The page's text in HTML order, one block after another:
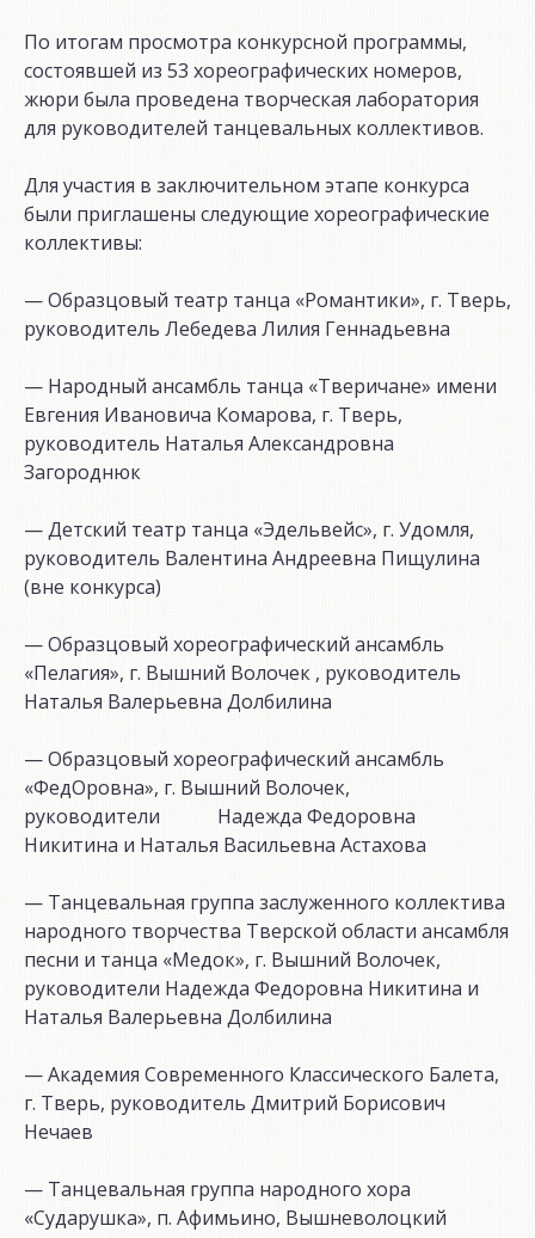
По итогам просмотра конкурсной программы,
состоявшей из 53 хореографических номеров,
жюри была проведена творческая лаборатория
для руководителей танцевальных коллективов.
Для участия в заключительном этапе конкурса
были приглашены следующие хореографические
коллективы:
— Образцовый театр танца «Романтики», г. Тверь,
руководитель Лебедева Лилия Геннадьевна
— Народный ансамбль танца «Тверичане» имени
Евгения Ивановича Комарова, г. Тверь,
руководитель Наталья Александровна
Загороднюк
— Детский театр танца «Эдельвейс», г. Удомля,
руководитель Валентина Андреевна Пищулина
(вне конкурса)
— Образцовый хореографический ансамбль
«Пелагия», г. Вышний Волочек , руководитель
Наталья Валерьевна Долбилина
— Образцовый хореографический ансамбль
«ФедОровна», г. Вышний Волочек,
руководители Надежда Федоровна
Никитина и Наталья Васильевна Астахова
— Танцевальная группа заслуженного коллектива
народного творчества Тверской области ансамбля
песни и танца «Медок», г. Вышний Волочек,
руководители Надежда Федоровна Никитина и
Наталья Валерьевна Долбилина
— Академия Современного Классического Балета,
г. Тверь, руководитель Дмитрий Борисович
Нечаев
— Танцевальная группа народного хора
«Сударушка», п. Афимьино, Вышневолоцкий